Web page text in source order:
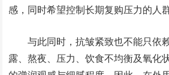
感，同时希望控制长期复购压力的人
与此同时，抗皱紧致也不能只依
露、熬夜、压力、饮食不均衡及氧化